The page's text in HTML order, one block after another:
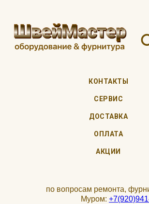
КОНТАКТЫ
СЕРВИС
ДОСТАВКА
ОПЛАТА
АКЦИИ
по вопросам ремонта,
Муром: